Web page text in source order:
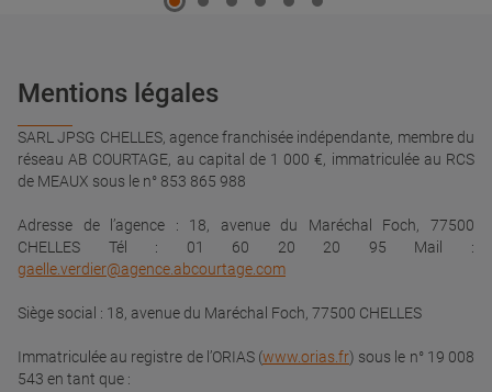
Mentions légales
SARL JPSG CHELLES, agence franchisée indépendante, membre du
réseau AB COURTAGE, au capital de 1 000 €, immatriculée au RCS
de MEAUX sous le n° 853 865 988
Adresse de l’agence : 18, avenue du Maréchal Foch, 77500
CHELLES Tél : 01 60 20 20 95 Mail :
gaelle.verdier@agence.abcourtage.com
Siège social : 18, avenue du Maréchal Foch, 77500 CHELLES
Immatriculée au registre de l’ORIAS (www.orias.fr) sous le n° 19 008
543 en tant que :